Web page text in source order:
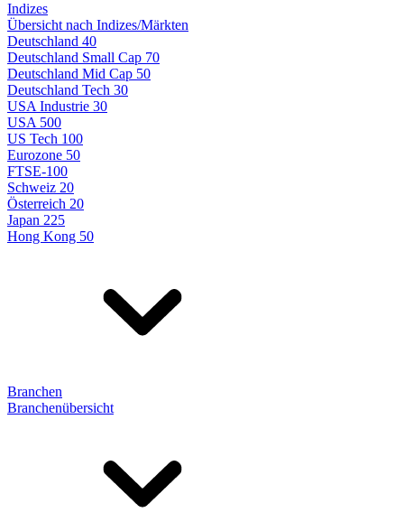
Indizes
Übersicht nach Indizes/Märkten
Deutschland 40
Deutschland Small Cap 70
Deutschland Mid Cap 50
Deutschland Tech 30
USA Industrie 30
USA 500
US Tech 100
Eurozone 50
FTSE-100
Schweiz 20
Österreich 20
Japan 225
Hong Kong 50
Branchen
Branchenübersicht